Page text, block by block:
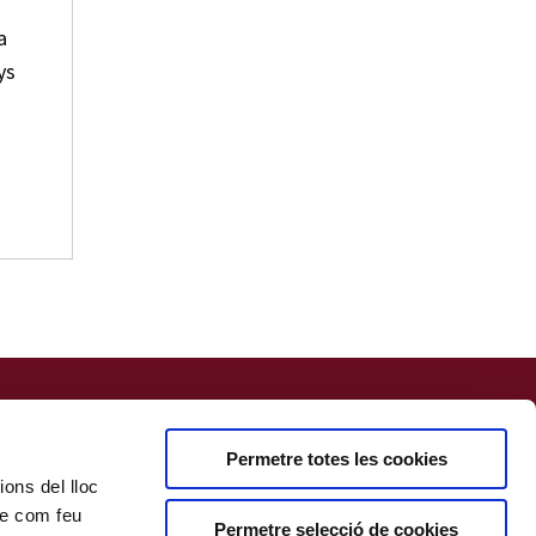
del lloc
com feu
Permetre totes les cookies
Permetre selecció de cookies